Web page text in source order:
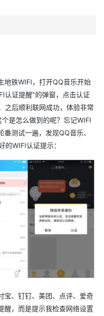
地铁WIFI，打开QQ音乐开始
认证提醒"的弹窗，点击认证
之后顺利联网成功，体验非常
是怎么做到的呢？忘记WIFI
测试一遍，发现QQ音乐、
WIFI认证提示：
宝、钉钉、美团、点评、爱奇
醒，而是提示我检查网络设置